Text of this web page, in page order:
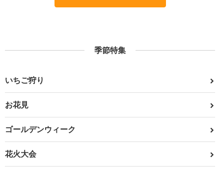
季節特集
いちご狩り
お花見
ゴールデンウィーク
花火大会